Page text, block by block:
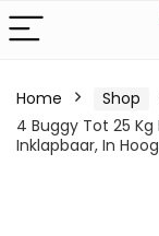
Home Shop
4 Buggy Tot 25
Inklapbaar, In